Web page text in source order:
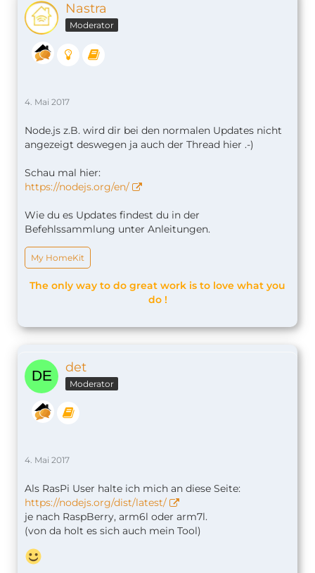
Nastra
Moderator
4. Mai 2017
Node.js z.B. wird dir bei den normalen Updates nicht
angezeigt deswegen ja auch der Thread hier .-)
Schau mal hier:
https://nodejs.org/en/
Wie du es Updates findest du in der
Befehlssammlung unter Anleitungen.
My HomeKit
The only way to do great work is to love what you
do !
det
Moderator
4. Mai 2017
Als RasPi User halte ich mich an diese Seite:
https://nodejs.org/dist/latest/
je nach RaspBerry, arm6l oder arm7l.
(von da holt es sich auch mein Tool)